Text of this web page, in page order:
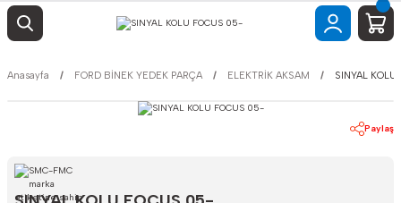
Anasayfa FORD BİNEK YEDEK PARÇA ELEKTRİK AKSAM SINYAL
Paylaş